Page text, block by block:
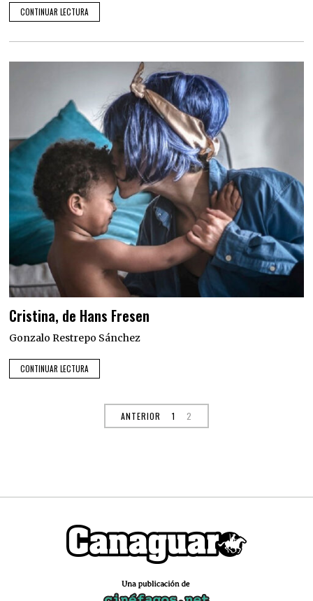
CONTINUAR LECTURA
Cristina, de Hans Fresen
Gonzalo Restrepo Sánchez
CONTINUAR LECTURA
ANTERIOR 1 2